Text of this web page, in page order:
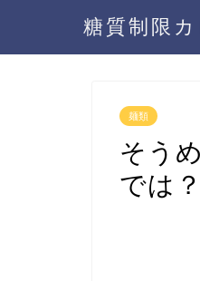
糖質制限
麺類
そう
では？